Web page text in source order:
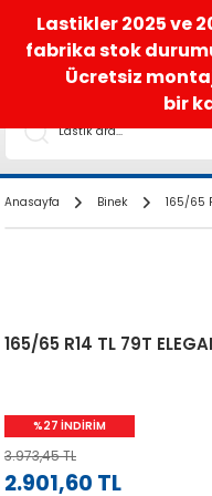
satis@akolastik.com 0 850
Anasayfa Binek 165/65
165/65 R14 TL 79T
%27 İNDİRİM
3.973,45 TL
2.901,60 TL
Lastikler 2025 ve
fabrika stok
Ücretsiz montaj ,
bir